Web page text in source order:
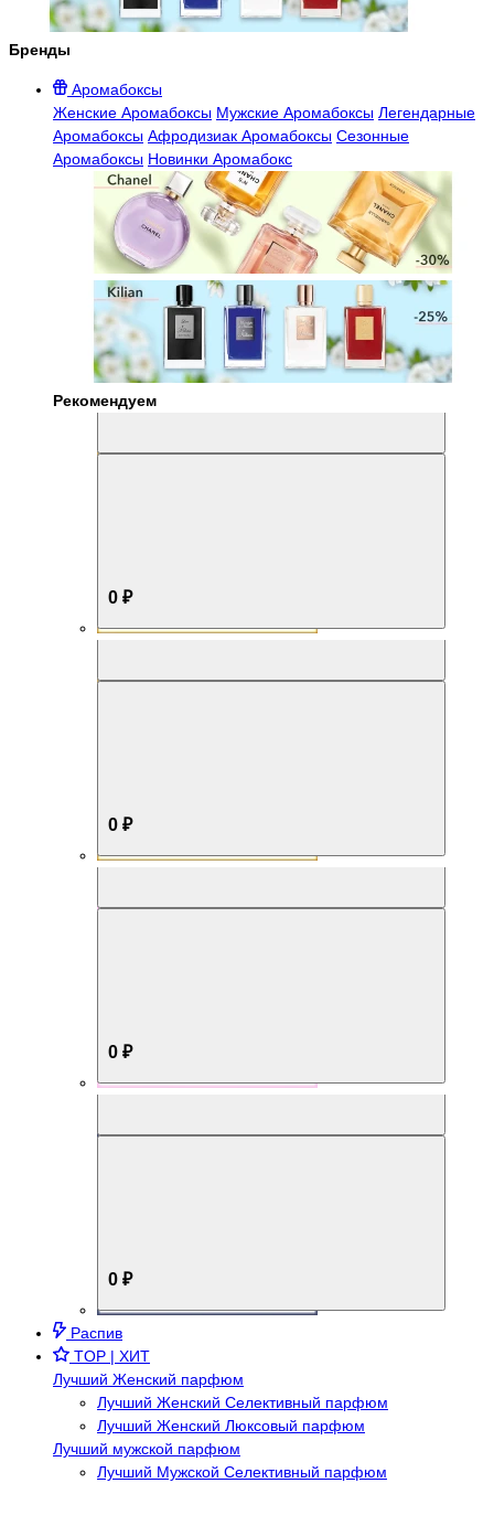
Бренды
Аромабоксы
Женские Аромабоксы Мужские Аромабоксы Легендарные
Аромабоксы Афродизиак Аромабоксы Сезонные
Аромабоксы Новинки Аромабокс
Рекомендуем
0 ₽
0 ₽
0 ₽
0 ₽
Распив
TOP | ХИТ
Лучший Женский парфюм
Лучший Женский Селективный парфюм
Лучший Женский Люксовый парфюм
Лучший мужской парфюм
Лучший Мужской Селективный парфюм